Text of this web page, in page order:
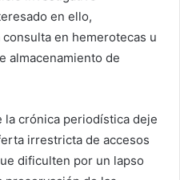
en ello,
en hemerotecas u
almacenamiento de
la crónica periodística deje
irrestricta de accesos
dificulten por un lapso